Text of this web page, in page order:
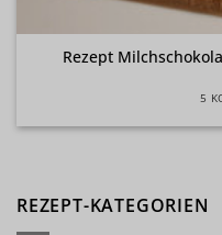
REZEPT-KATEGORIEN
Rezept
5